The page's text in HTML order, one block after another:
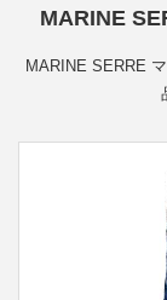
MARINE
MARINE SERRE